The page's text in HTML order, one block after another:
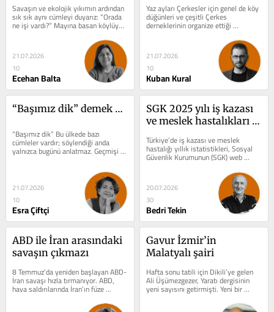
Savaşın ve ekolojik yıkımın ardından
sık sık aynı cümleyi duyarız: “Orada
ne işi vardı?” Mayına basan köylüye,
orman yangınının...
21.07.2026
10
Ecehan Balta
Yaz ayları Çerkesler için genel de köy
düğünleri ve çeşitli Çerkes
derneklerinin organize ettiği
festivaller ile geçer. İnsanların yaz...
21.07.2026
10
Kuban Kural
“Başımız dik” demek …
“Başımız dik” Bu ülkede bazı
cümleler vardır; söylendiği anda
yalnızca bugünü anlatmaz. Geçmişi
de ayağa kaldırır. Hasan Atilla...
21.07.2026
10
Esra Çiftçi
SGK 2025 yılı iş kazası
ve meslek hastalıkları
Türkiye’de iş kazası ve meslek
hastalığı yıllık istatistikleri, Sosyal
Güvenlik Kurumunun (SGK) web
sayfasında duyuruluyor. Birkaç gün...
20.07.2026
30
Bedri Tekin
ABD ile İran arasındaki
savaşın çıkmazı
8 Temmuz’da yeniden başlayan ABD-
İran savaşı hızla tırmanıyor. ABD,
hava saldırılarında İran’ın füze
Gavur İzmir’in
Malatyalı şairi
Hafta sonu tatili için Dikili’ye gelen
Ali Üşümezgezer, Yaratı dergisinin
yeni sayısını getirmişti. Yeni bir
haberi de vardı Ali’nin....